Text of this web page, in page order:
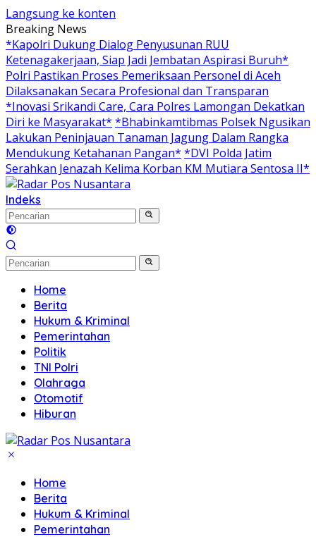
Langsung ke konten
Breaking News
*Kapolri Dukung Dialog Penyusunan RUU
Ketenagakerjaan, Siap Jadi Jembatan Aspirasi Buruh*
Polri Pastikan Proses Pemeriksaan Personel di Aceh
Dilaksanakan Secara Profesional dan Transparan
*Inovasi Srikandi Care, Cara Polres Lamongan Dekatkan
Diri ke Masyarakat* *Bhabinkamtibmas Polsek Ngusikan
Lakukan Peninjauan Tanaman Jagung Dalam Rangka
Mendukung Ketahanan Pangan* *DVI Polda Jatim
Serahkan Jenazah Kelima Korban KM Mutiara Sentosa II*
Indeks
Home
Berita
Hukum & Kriminal
Pemerintahan
Politik
TNI Polri
Olahraga
Otomotif
Hiburan
Home
Berita
Hukum & Kriminal
Pemerintahan